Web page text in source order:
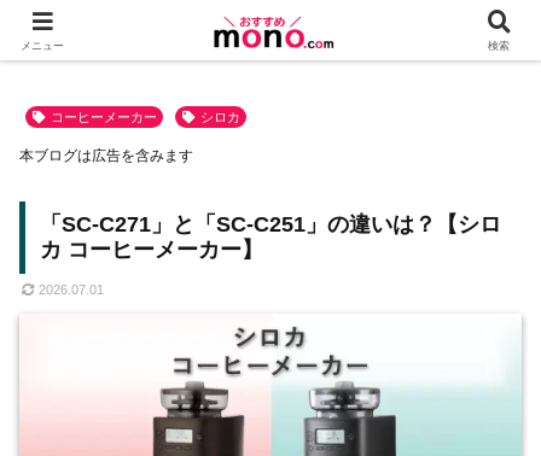
コーヒーメーカー シロカ
「SC-C271」と「SC-C251」の違いは？【シロ
カ コーヒーメーカー】
2026.07.01
本ブログは広告を含みます
メニュー 検索